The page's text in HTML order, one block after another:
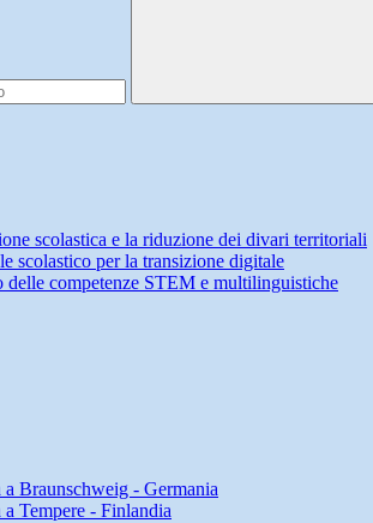
scolastica e la riduzione dei divari territoriali
scolastico per la transizione digitale
competenze STEM e multilinguistiche
Braunschweig - Germania
Tempere - Finlandia